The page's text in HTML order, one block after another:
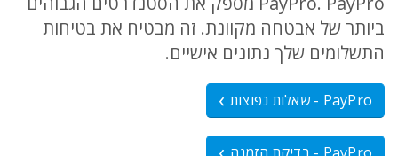
ביותר של אבטחה מקוונת. זה מבטיח את בטיחות
התשלומים שלך נתונים אישיים.
PayPro - שאלות נפוצות